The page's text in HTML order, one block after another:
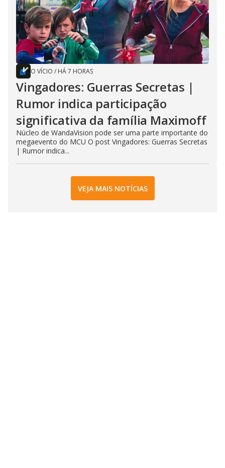
O VÍCIO / HÁ 7 HORAS
Vingadores: Guerras Secretas |
Rumor indica participação
significativa da família Maximoff
Núcleo de WandaVision pode ser uma parte importante do
megaevento do MCU O post Vingadores: Guerras Secretas
| Rumor indica...
VEJA MAIS NOTÍCIAS